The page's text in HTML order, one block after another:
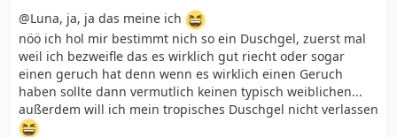
@Luna, ja, ja das meine ich
nöö ich hol mir bestimmt nich so ein Duschgel, zuerst mal
weil ich bezweifle das es wirklich gut riecht oder sogar
einen geruch hat denn wenn es wirklich einen Geruch
haben sollte dann vermutlich keinen typisch weiblichen...
außerdem will ich mein tropisches Duschgel nicht verlassen